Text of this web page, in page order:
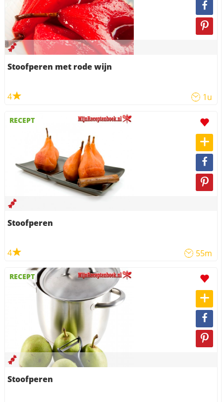
Stoofperen met rode wijn
4 1u
RECEPT
Stoofperen
4 55m
RECEPT
Stoofperen